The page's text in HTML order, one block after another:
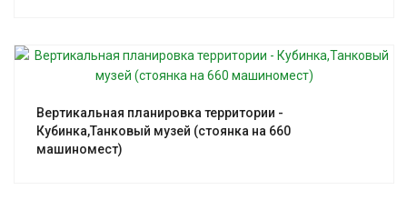
Смотреть проект
Вертикальная планировка территории -
Кубинка,Танковый музей (стоянка на 660
машиномест)